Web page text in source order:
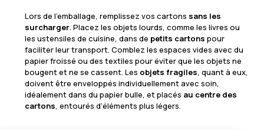
Lors de l’emballage, remplissez vos cartons sans les
surcharger. Placez les objets lourds, comme les livres ou
les ustensiles de cuisine, dans de petits cartons pour
faciliter leur transport. Comblez les espaces vides avec du
papier froissé ou des textiles pour éviter que les objets ne
bougent et ne se cassent. Les objets fragiles, quant à eux,
doivent être enveloppés individuellement avec soin,
idéalement dans du papier bulle, et placés au centre des
cartons, entourés d’éléments plus légers.